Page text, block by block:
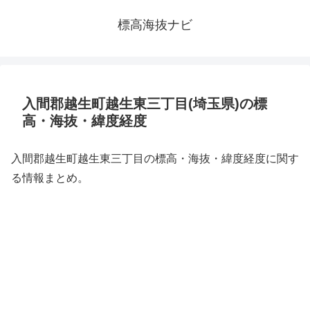
標高海抜ナビ
入間郡越生町越生東三丁目(埼玉県)の標
高・海抜・緯度経度
入間郡越生町越生東三丁目の標高・海抜・緯度経度に関す
る情報まとめ。